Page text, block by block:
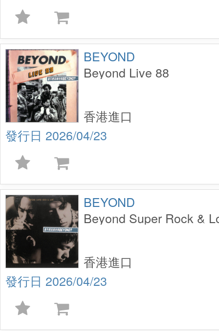
BEYOND
Beyond Live 88
2026/04/23
香港進口
BEYOND
Beyond Super Rock &
2026/04/23
香港進口